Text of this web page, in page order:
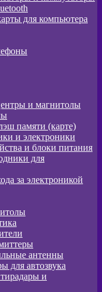
для компьютера
и магнитолы
памяти (карте)
и электроники
и блоки питания
для
за электроникой
антенны
для автозвука
и